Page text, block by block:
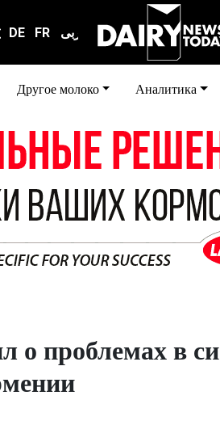
DE FR عربى
Другое молоко Аналитика
о проблемах в